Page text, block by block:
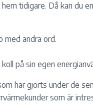
tidigare. Då kan du
med andra ord.
på sin egen
har gjorts under de
som är